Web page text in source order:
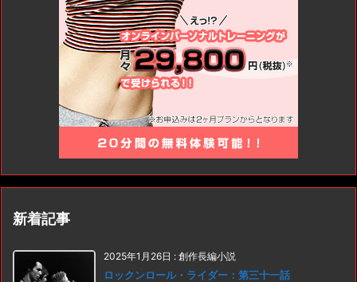
新着記事
2025年1月26日 : 創作長編小説
ロックンロール・ライダー：第三十一話